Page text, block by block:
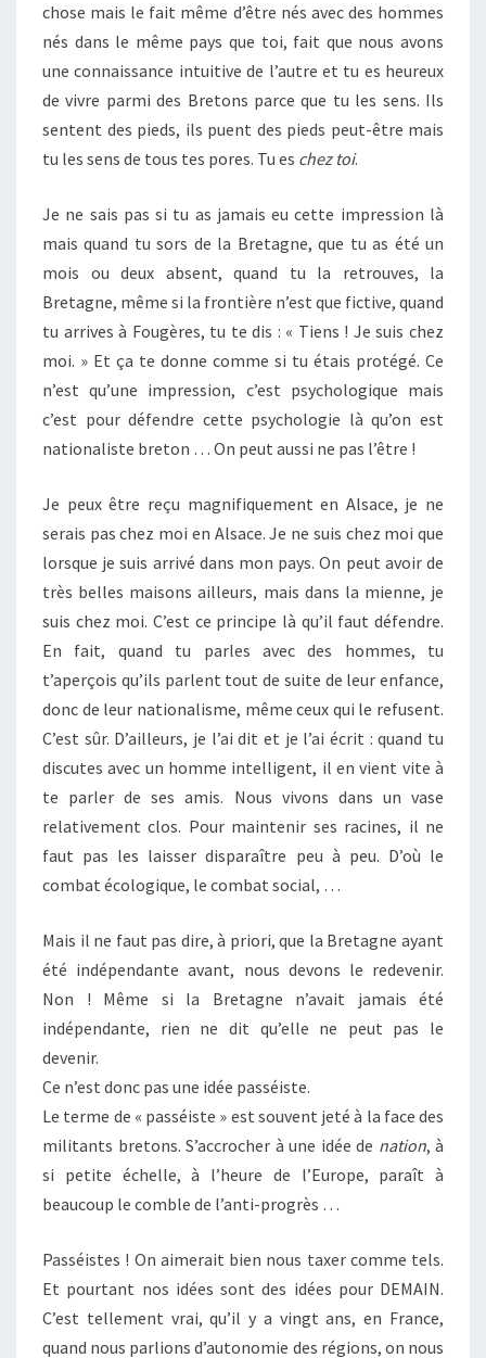
chose mais le fait même d’être nés avec des hommes
nés dans le même pays que toi, fait que nous avons
une connaissance intuitive de l’autre et tu es heureux
de vivre parmi des Bretons parce que tu les sens. Ils
sentent des pieds, ils puent des pieds peut-être mais
tu les sens de tous tes pores. Tu es chez toi.
Je ne sais pas si tu as jamais eu cette impression là
mais quand tu sors de la Bretagne, que tu as été un
mois ou deux absent, quand tu la retrouves, la
Bretagne, même si la frontière n’est que fictive, quand
tu arrives à Fougères, tu te dis : « Tiens ! Je suis chez
moi. » Et ça te donne comme si tu étais protégé. Ce
n’est qu’une impression, c’est psychologique mais
c’est pour défendre cette psychologie là qu’on est
nationaliste breton … On peut aussi ne pas l’être !
Je peux être reçu magnifiquement en Alsace, je ne
serais pas chez moi en Alsace. Je ne suis chez moi que
lorsque je suis arrivé dans mon pays. On peut avoir de
très belles maisons ailleurs, mais dans la mienne, je
suis chez moi. C’est ce principe là qu’il faut défendre.
En fait, quand tu parles avec des hommes, tu
t’aperçois qu’ils parlent tout de suite de leur enfance,
donc de leur nationalisme, même ceux qui le refusent.
C’est sûr. D’ailleurs, je l’ai dit et je l’ai écrit : quand tu
discutes avec un homme intelligent, il en vient vite à
te parler de ses amis. Nous vivons dans un vase
relativement clos. Pour maintenir ses racines, il ne
faut pas les laisser disparaître peu à peu. D’où le
combat écologique, le combat social, …
Mais il ne faut pas dire, à priori, que la Bretagne ayant
été indépendante avant, nous devons le redevenir.
Non ! Même si la Bretagne n’avait jamais été
indépendante, rien ne dit qu’elle ne peut pas le
devenir.
Ce n’est donc pas une idée passéiste.
Le terme de « passéiste » est souvent jeté à la face des
militants bretons. S’accrocher à une idée de nation, à
si petite échelle, à l’heure de l’Europe, paraît à
beaucoup le comble de l’anti-progrès …
Passéistes ! On aimerait bien nous taxer comme tels.
Et pourtant nos idées sont des idées pour DEMAIN.
C’est tellement vrai, qu’il y a vingt ans, en France,
quand nous parlions d’autonomie des régions, on nous